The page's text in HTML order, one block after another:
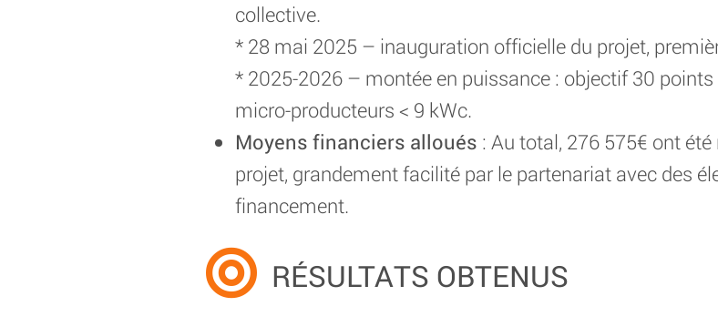
collective.
* 28 mai 2025 – inauguration officielle du projet,
* 2025-2026 – montée en puissance : objectif 30
micro-producteurs < 9 kWc.
Moyens financiers alloués : Au total, 276 575€ ont
projet, grandement facilité par le partenariat avec des
financement.
RÉSULTATS OBTENUS